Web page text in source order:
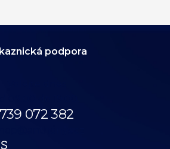
podpora
739 072 382